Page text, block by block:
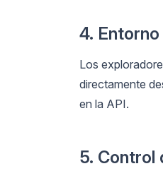
4.
Los
directamente
en la API.
5. Control